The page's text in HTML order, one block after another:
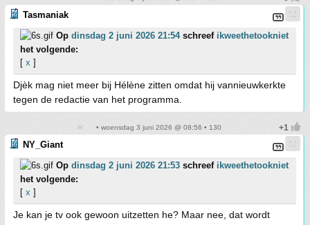
Tasmaniak
Op dinsdag 2 juni 2026 21:54schreef ikweethetookniet
het volgende:
[ x ]
Djèk mag niet meer bij Hélène zitten omdat hij vannieuwkerkte
tegen de redactie van het programma.
• woensdag 3 juni 2026 @ 08:56 • 130
NY_Giant
Op dinsdag 2 juni 2026 21:53 schreef ikweethetookniet
het volgende:
[ x ]
Je kan je tv ook gewoon uitzetten he? Maar nee, dat wordt